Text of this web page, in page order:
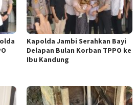
Kapolda Jambi Serahkan Bayi
Delapan Bulan Korban TPPO ke
Ibu Kandung